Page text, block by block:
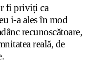
fi priviți ca
i-a ales în mod
recunoscătoare,
reală, de